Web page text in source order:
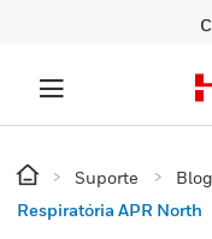
Suporte Blog
Respiratória APR North